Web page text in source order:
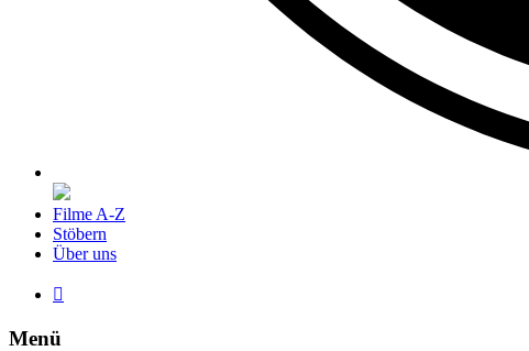
Filme A-Z
Stöbern
Über uns

Menü